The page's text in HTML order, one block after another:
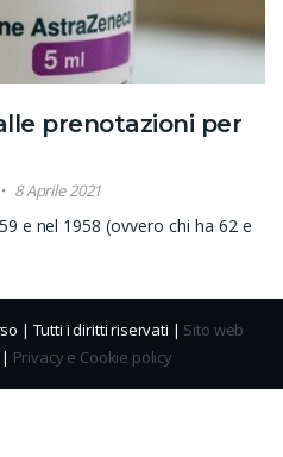
prenotazioni per
8 Aprile 2021
e nel 1958 (ovvero chi ha 62 e
| Tutti i diritti riservati | Sito web
| Privacy e Cookie policy